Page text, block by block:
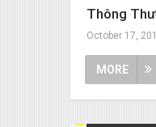
Thông
October 17,
MORE